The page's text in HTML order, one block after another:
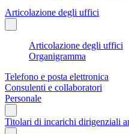
Articolazione degli uffici
Articolazione degli uffici
Organigramma
Telefono e posta elettronica
Consulenti e collaboratori
Personale
Titolari di incarichi dirigenziali